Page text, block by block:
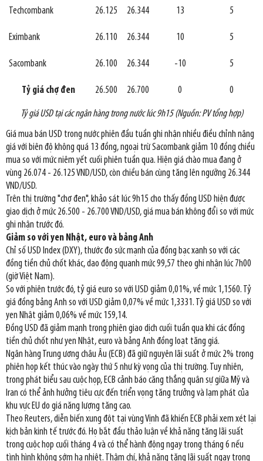
Techcombank 26.125 26.344 13 5
Eximbank 26.110 26.344 10 5
Sacombank 26.100 26.344 -10 5
Tỷ giá chợ đen 26.500 26.700 0 0
Tỷ giá USD tại các ngân hàng trong nước lúc 9h15 (Nguồn: PV tổng hợp)
Giá mua bán USD trong nước phiên đầu tuần ghi nhận nhiều điều chỉnh nâng
giá với biên độ không quá 13 đồng, ngoại trừ Sacombank giảm 10 đồng chiều
mua so với mức niêm yết cuối phiên tuần qua. Hiện giá chào mua đang ở
vùng 26.074 - 26.125 VND/USD, còn chiều bán cùng tăng lên ngưỡng 26.344
VND/USD.
Trên thị trường "chợ đen", khảo sát lúc 9h15 cho thấy đồng USD hiện được
giao dịch ở mức 26.500 - 26.700 VND/USD, giá mua bán không đổi so với mức
ghi nhận trước đó.
Giảm so với yen Nhật, euro và bảng Anh
Chỉ số USD Index (DXY), thước đo sức mạnh của đồng bạc xanh so với các
đồng tiền chủ chốt khác, dao động quanh mức 99,57 theo ghi nhận lúc 7h00
(giờ Việt Nam).
So với phiên trước đó, tỷ giá euro so với USD giảm 0,01%, về mức 1,1560. Tỷ
giá đồng bảng Anh so với USD giảm 0,07% về mức 1,3331. Tỷ giá USD so với
yen Nhật giảm 0,06% về mức 159,14.
Đồng USD đã giảm mạnh trong phiên giao dịch cuối tuần qua khi các đồng
tiền chủ chốt như yen Nhật, euro và bảng Anh đồng loạt tăng giá.
Ngân hàng Trung ương châu Âu (ECB) đã giữ nguyên lãi suất ở mức 2% trong
phiên họp kết thúc vào ngày thứ 5 như kỳ vọng của thị trường. Tuy nhiên,
trong phát biểu sau cuộc họp, ECB cảnh báo căng thẳng quân sự giữa Mỹ và
Iran có thể ảnh hưởng tiêu cực đến triển vọng tăng trưởng và lạm phát của
khu vực EU do giá năng lượng tăng cao.
Theo Reuters, diễn biến xung đột tại vùng Vịnh đã khiến ECB phải xem xét lại
kịch bản kinh tế trước đó. Họ bắt đầu thảo luận về khả năng tăng lãi suất
trong cuộc họp cuối tháng 4 và có thể hành động ngay trong tháng 6 nếu
tình hình không sớm hạ nhiệt. Thậm chí, khả năng tăng lãi suất ngay trong